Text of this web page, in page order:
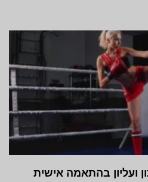
ועליון בהתאמה אישית